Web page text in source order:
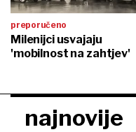
preporučeno
Milenijci usvajaju
'mobilnost na zahtjev'
najnovije